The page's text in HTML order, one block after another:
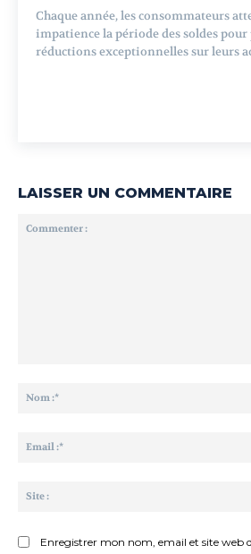
Chaque année, les consommateurs
impatience la période des soldes
réductions exceptionnelles sur leurs
LAISSER UN COMMENTAIRE
Enregistrer mon nom, email et site web